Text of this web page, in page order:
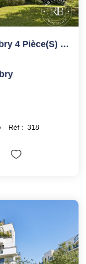
Appartement Chatenay Malabry 4 Pièce(s) 108.04 M2
Réf : 318